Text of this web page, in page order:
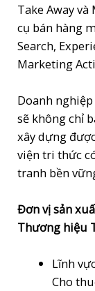
Take Away
cụ bán hàng
Search,
Marketing
Doanh
sẽ không chỉ
xây dựng
viện tri thức
tranh bền
Đơn vị sản
Thương hiệu
Lĩnh
Cho